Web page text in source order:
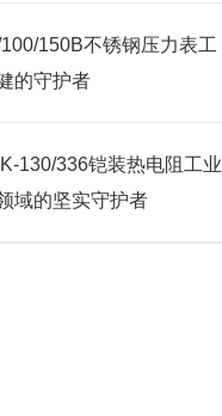
150B不锈钢压力表工
的守护者
130/336铠装热电阻工业
域的坚实守护者